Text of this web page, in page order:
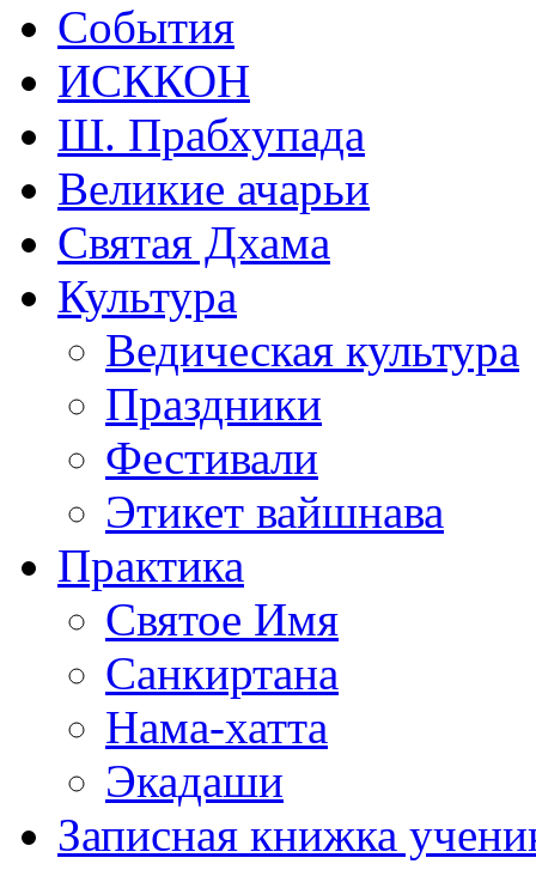
События
ИСККОН
Ш. Прабхупада
Великие ачарьи
Святая Дхама
Культура
Ведическая культура
Праздники
Фестивали
Этикет вайшнава
Практика
Святое Имя
Санкиртана
Нама-хатта
Экадаши
Записная книжка